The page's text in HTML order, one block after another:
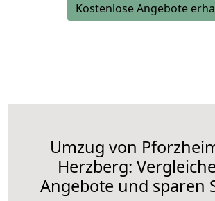
Kostenlose Angebote
Umzug von
Herzberg:
Angebote und sparen